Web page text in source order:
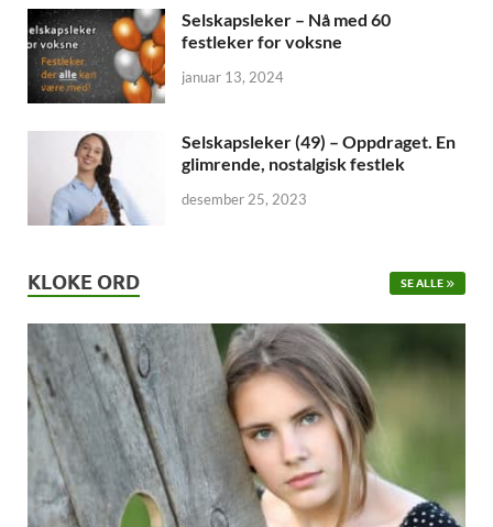
Selskapsleker – Nå med 60
festleker for voksne
januar 13, 2024
Selskapsleker (49) – Oppdraget. En
glimrende, nostalgisk festlek
desember 25, 2023
KLOKE ORD SE ALLE